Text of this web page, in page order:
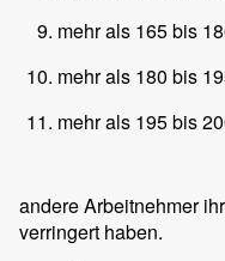
mehr als 165 bis
mehr als 180 bis
mehr als 195 bis
andere Arbeitnehmer
verringert haben.